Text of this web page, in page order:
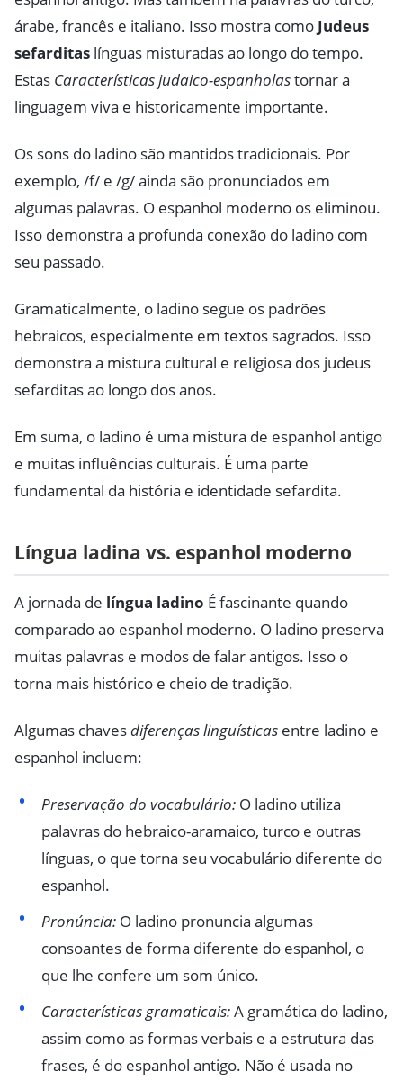
árabe, francês e italiano. Isso mostra como Judeus
sefarditas línguas misturadas ao longo do tempo.
Estas Características judaico-espanholastornar a
linguagem viva e historicamente importante.
Os sons do ladino são mantidos tradicionais. Por
exemplo, /f/ e /g/ ainda são pronunciados em
algumas palavras. O espanhol moderno os eliminou.
Isso demonstra a profunda conexão do ladino com
seu passado.
Gramaticalmente, o ladino segue os padrões
hebraicos, especialmente em textos sagrados. Isso
demonstra a mistura cultural e religiosa dos judeus
sefarditas ao longo dos anos.
Em suma, o ladino é uma mistura de espanhol antigo
e muitas influências culturais. É uma parte
fundamental da história e identidade sefardita.
Língua ladina vs. espanhol moderno
A jornada de língua ladino É fascinante quando
comparado ao espanhol moderno. O ladino preserva
muitas palavras e modos de falar antigos. Isso o
torna mais histórico e cheio de tradição.
Algumas chavesdiferenças linguísticas entre ladino e
espanhol incluem:
Preservação do vocabulário:O ladino utiliza
palavras do hebraico-aramaico, turco e outras
línguas, o que torna seu vocabulário diferente do
espanhol.
Pronúncia:O ladino pronuncia algumas
consoantes de forma diferente do espanhol, o
que lhe confere um som único.
Características gramaticais:A gramática do ladino,
assim como as formas verbais e a estrutura das
frases, é do espanhol antigo. Não é usada no